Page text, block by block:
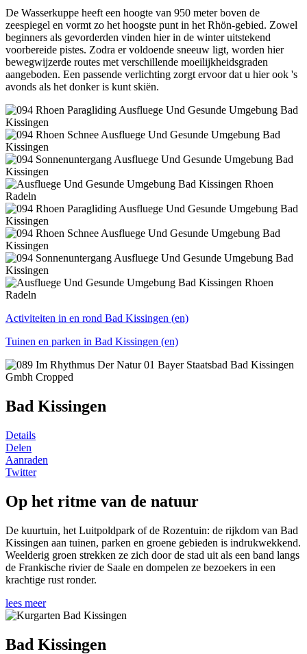
De Wasserkuppe heeft een hoogte van 950 meter boven de
zeespiegel en vormt zo het hoogste punt in het Rhön-gebied. Zowel
beginners als gevorderden vinden hier in de winter uitstekend
voorbereide pistes. Zodra er voldoende sneeuw ligt, worden hier
bewegwijzerde routes met verschillende moeilijkheidsgraden
aangeboden. Een passende verlichting zorgt ervoor dat u hier ook 's
avonds als het donker is kunt skiën.
Activiteiten in en rond Bad Kissingen (en)
Tuinen en parken in Bad Kissingen (en)
Bad Kissingen
Details
Delen
Aanraden
Twitter
Op het ritme van de natuur
De kuurtuin, het Luitpoldpark of de Rozentuin: de rijkdom van Bad
Kissingen aan tuinen, parken en groene gebieden is indrukwekkend.
Weelderig groen strekken ze zich door de stad uit als een band langs
de Frankische rivier de Saale en dompelen ze bezoekers in een
krachtige rust ronder.
lees meer
Bad Kissingen